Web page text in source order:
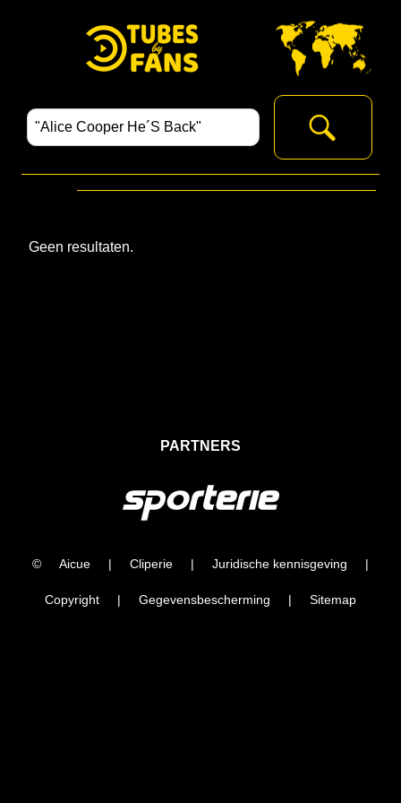
Geen resultaten.
PARTNERS
© Aicue | Cliperie | Juridische kennisgeving |
Copyright | Gegevensbescherming | Sitemap